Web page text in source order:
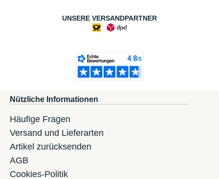
UNSERE VERSANDPARTNER
Nützliche Informationen
Häufige Fragen
Versand und Lieferarten
Artikel zurücksenden
AGB
Cookies-Politik